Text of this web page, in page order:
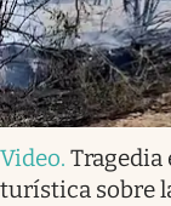
Video. Tragedia
turística sobre